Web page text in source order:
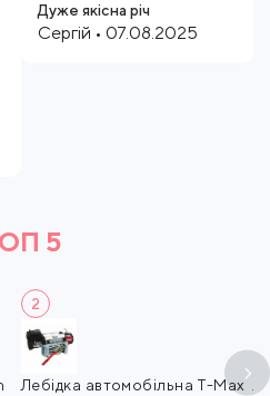
Дуже якісна річ
Сергій • 07.08.2025
5
2
Лебідка автомобільна T-Max